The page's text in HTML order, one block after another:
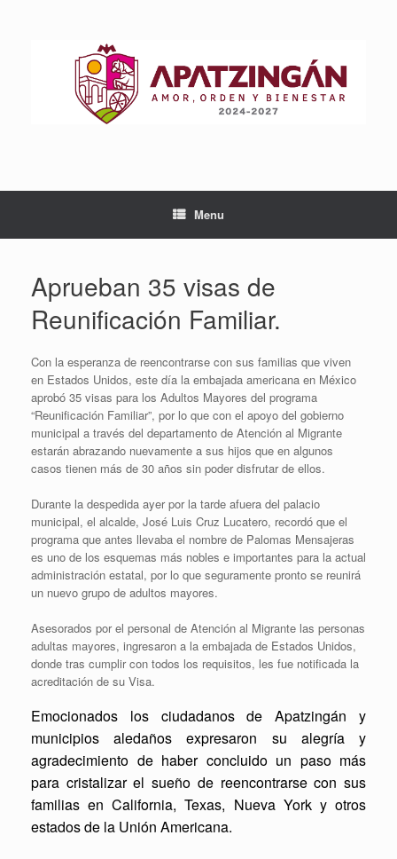
Menu
Aprueban 35 visas de
Reunificación Familiar.
Con la esperanza de reencontrarse con sus familias que viven
en Estados Unidos, este día la embajada americana en México
aprobó 35 visas para los Adultos Mayores del programa
“Reunificación Familiar”, por lo que con el apoyo del gobierno
municipal a través del departamento de Atención al Migrante
estarán abrazando nuevamente a sus hijos que en algunos
casos tienen más de 30 años sin poder disfrutar de ellos.
Durante la despedida ayer por la tarde afuera del palacio
municipal, el alcalde, José Luis Cruz Lucatero, recordó que el
programa que antes llevaba el nombre de Palomas Mensajeras
es uno de los esquemas más nobles e importantes para la actual
administración estatal, por lo que seguramente pronto se reunirá
un nuevo grupo de adultos mayores.
Asesorados por el personal de Atención al Migrante las personas
adultas mayores, ingresaron a la embajada de Estados Unidos,
donde tras cumplir con todos los requisitos, les fue notificada la
acreditación de su Visa.
Emocionados los ciudadanos de Apatzingán y
municipios aledaños expresaron su alegría y
agradecimiento de haber concluido un paso más
para cristalizar el sueño de reencontrarse con sus
familias en California, Texas, Nueva York y otros
estados de la Unión Americana.